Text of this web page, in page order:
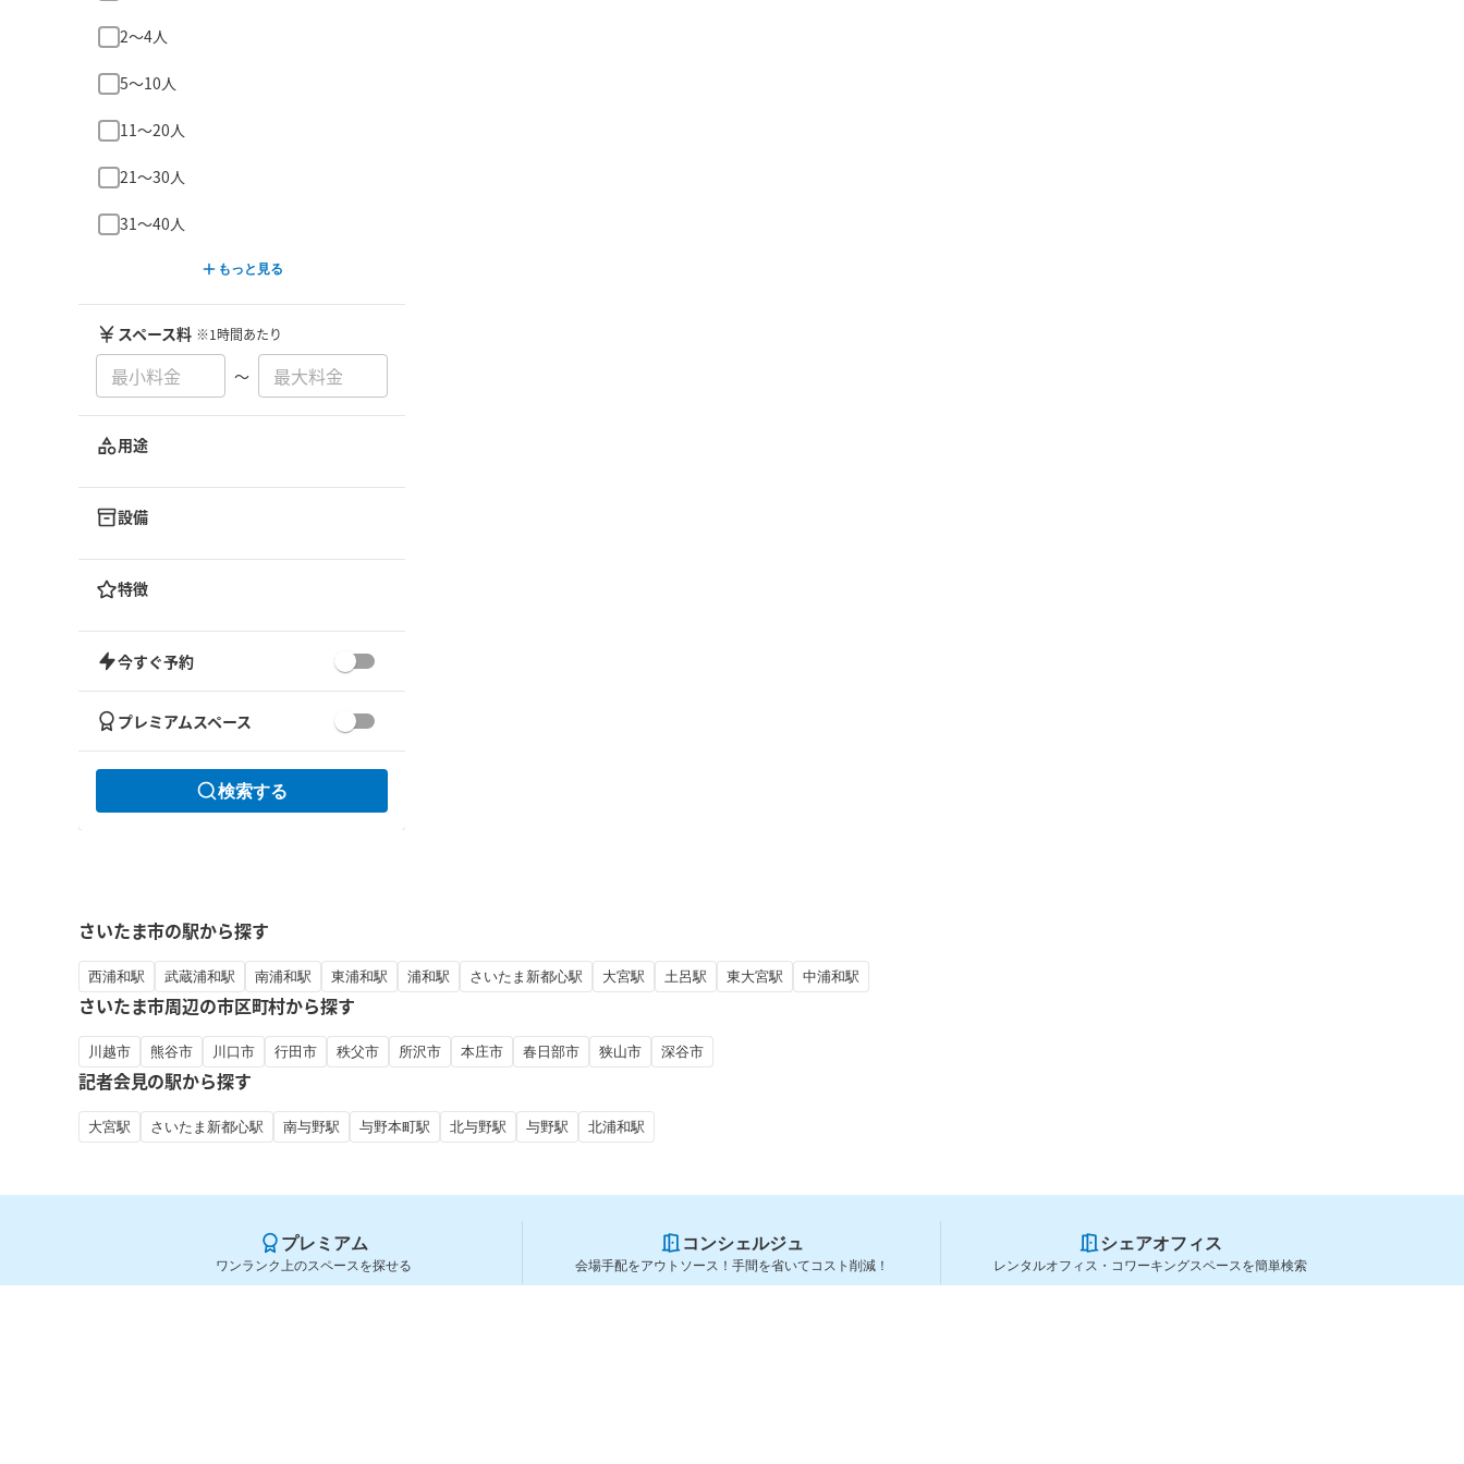
2〜4人
5〜10人
11〜20人
21〜30人
31〜40人
もっと見る
スペース料 ※1時間あたり
〜
用途
設備
特徴
今すぐ予約
プレミアムスペース
検索する
さいたま市の駅から探す
西浦和駅 武蔵浦和駅 南浦和駅 東浦和駅 浦和駅 さいたま新都心駅 大宮駅 土呂駅 東大宮駅 中浦和駅
さいたま市周辺の市区町村から探す
川越市 熊谷市 川口市 行田市 秩父市 所沢市 本庄市 春日部市 狭山市 深谷市
記者会見の駅から探す
大宮駅 さいたま新都心駅 南与野駅 与野本町駅 北与野駅 与野駅 北浦和駅
プレミアム
ワンランク上のスペースを探せる
コンシェルジュ
会場手配をアウトソース！手間を省いてコスト削減！
シェアオフィス
レンタルオフィス・コワーキングスペースを簡単検索